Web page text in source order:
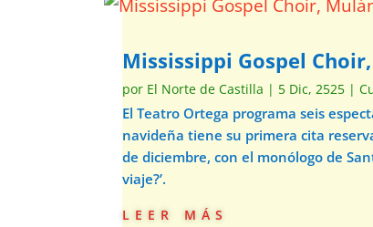
Mississippi Gospel
por El Norte de Castilla | 5 Dic, 2525 |
El Teatro Ortega programa seis
navideña tiene su primera cita
de diciembre, con el monólogo de
viaje?’.
leer más